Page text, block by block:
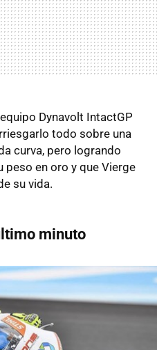
Dynavolt IntactGP
todo sobre una
curva, pero logrando
peso en oro y que Vierge
su vida.
minuto